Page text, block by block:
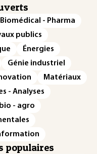
Biomédical - Pharma
publics
Énergies
Génie industriel
Matériaux
- Analyses
- agro
populaires